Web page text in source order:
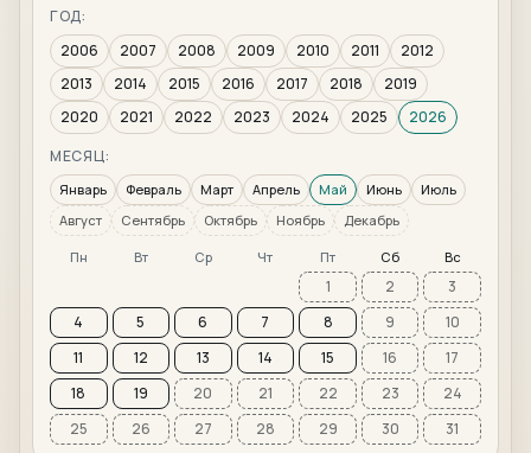
ГОД:
2006
2007 2008 2009 2010 2011
2012
2013
2014 2015 2016 2017 2018
2019
2020
2021 2022 2023 2024 2025
2026
МЕСЯЦ:
Январь Февраль Март Апрель Май Июнь
Июль
Август
Сентябрь Октябрь Ноябрь Декабрь
Пн Вт Ср Чт Пт Сб Вс
1 2
3
4
5 6 7 8 9
10
11
12 13 14 15 16
17
18
19 20 21 22 23
24
25
26 27 28 29 30 31